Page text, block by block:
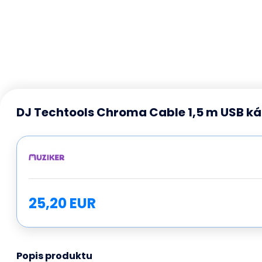
DJ Techtools Chroma Cable 1,5 m USB
25,20 EUR
Popis produktu